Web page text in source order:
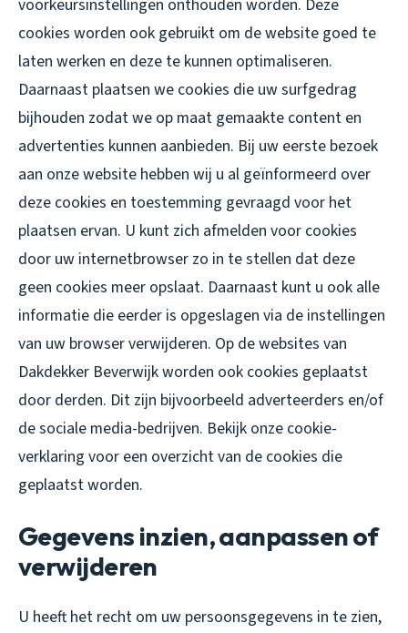
voorkeursinstellingen onthouden worden. Deze
cookies worden ook gebruikt om de website goed te
laten werken en deze te kunnen optimaliseren.
Daarnaast plaatsen we cookies die uw surfgedrag
bijhouden zodat we op maat gemaakte content en
advertenties kunnen aanbieden. Bij uw eerste bezoek
aan onze website hebben wij u al geïnformeerd over
deze cookies en toestemming gevraagd voor het
plaatsen ervan. U kunt zich afmelden voor cookies
door uw internetbrowser zo in te stellen dat deze
geen cookies meer opslaat. Daarnaast kunt u ook alle
informatie die eerder is opgeslagen via de instellingen
van uw browser verwijderen. Op de websites van
Dakdekker Beverwijk worden ook cookies geplaatst
door derden. Dit zijn bijvoorbeeld adverteerders en/of
de sociale media-bedrijven. Bekijk onze cookie-
verklaring voor een overzicht van de cookies die
geplaatst worden.
Gegevens inzien, aanpassen of
verwijderen
U heeft het recht om uw persoonsgegevens in te zien,